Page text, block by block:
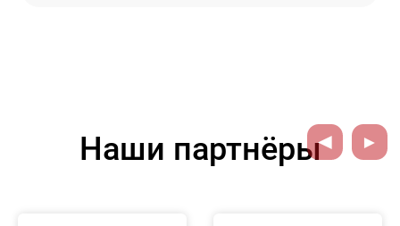
Наши партнёры